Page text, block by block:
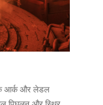
आर्क और लेडल